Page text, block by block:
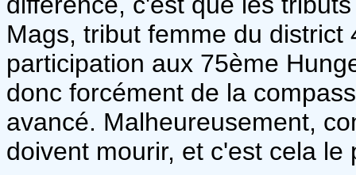
Mags, tribut femme du
participation aux 75ème
donc forcément de la
avancé. Malheureusement,
doivent mourir, et c'est cela le